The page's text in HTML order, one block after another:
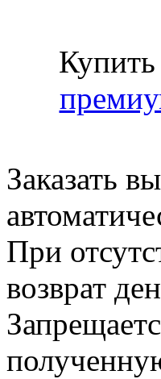
Заказать
При
возврат